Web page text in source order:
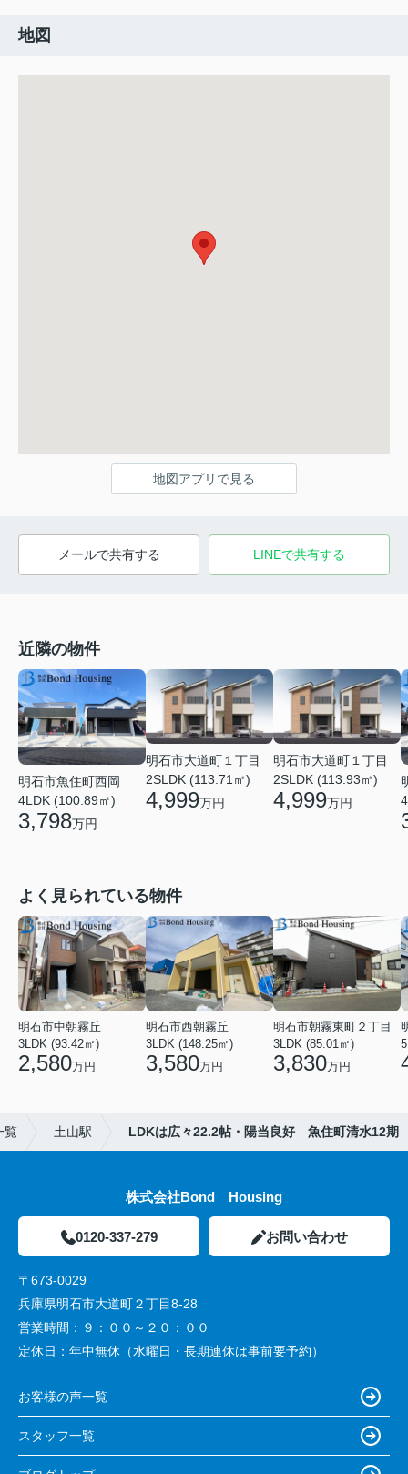
地図
地図アプリで見る
メールで共有する LINEで共有する
近隣の物件
明石市魚住町西岡
4LDK (100.89㎡)
3,798万円
明石市大道町１丁目
2SLDK (113.71㎡)
4,999万円
明石市大道町１丁目
2SLDK (113.93㎡)
4,999万円
よく見られている物件
明石市中朝霧丘
3LDK (93.42㎡)
2,580万円
明石市西朝霧丘
3LDK (148.25㎡)
3,580万円
明石市朝霧東町２丁目
3LDK (85.01㎡)
3,830万円
覧 土山駅 LDKは広々22.2帖・陽当良好 魚住町清水12期
株式会社Bond Housing
0120-337-279 お問い合わせ
〒673-0029
兵庫県明石市大道町２丁目8-28
営業時間： ９：００～２０：００
定休日： 年中無休（水曜日・長期連休は事前要予約）
お客様の声一覧
スタッフ一覧